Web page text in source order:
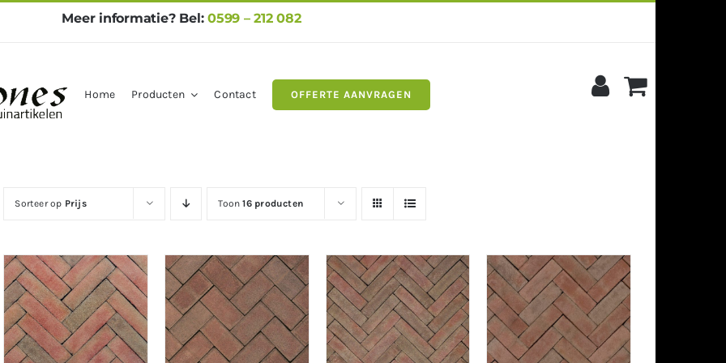
Meer informatie? Bel:0599 – 212 082
Home Producten Contact OFFERTE AANVRAGEN
Sorteer op Prijs Toon16 producten